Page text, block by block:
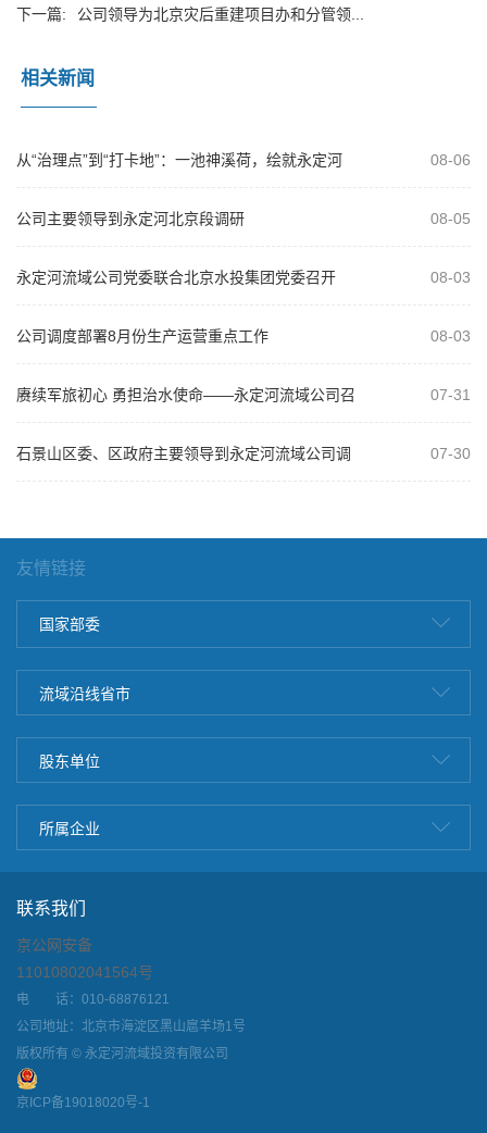
下一篇:
公司领导为北京灾后重建项目办和分管领...
相关新闻
从“治理点”到“打卡地”：一池神溪荷，绘就永定河
08-06
公司主要领导到永定河北京段调研 08-05
永定河流域公司党委联合北京水投集团党委召开
08-03
公司调度部署8月份生产运营重点工作 08-03
赓续军旅初心 勇担治水使命——永定河流域公司召
07-31
石景山区委、区政府主要领导到永定河流域公司调
07-30
友情链接
国家部委
流域沿线省市
股东单位
所属企业
联系我们
京公网安备
11010802041564号
电 话：010-68876121
公司地址：北京市海淀区黑山扈羊场1号
版权所有 © 永定河流域投资有限公司
京ICP备19018020号-1